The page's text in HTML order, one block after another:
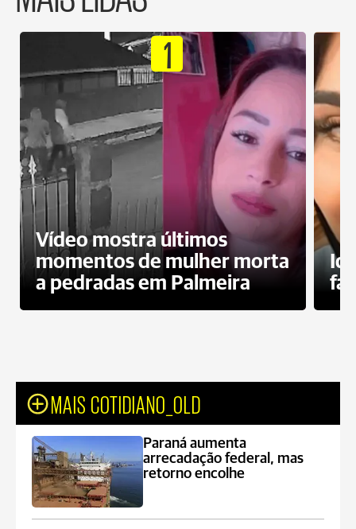
1
Vídeo mostra últimos
momentos de mulher morta
a pedradas em Palmeira
MAIS COTIDIANO_OLD
Paraná aumenta
arrecadação federal, mas
retorno encolhe